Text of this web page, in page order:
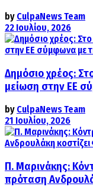
by CulpaNews Team
22 Ιουλίου, 2026
Δημόσιο χρέος:
μείωση στην ΕΕ
by CulpaNews Team
21 Ιουλίου, 2026
Π. Μαρινάκης:
πρόταση